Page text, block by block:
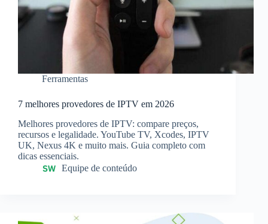
Ferramentas
7 melhores provedores de IPTV em 2026
Melhores provedores de IPTV: compare preços,
recursos e legalidade. YouTube TV, Xcodes, IPTV
UK, Nexus 4K e muito mais. Guia completo com
dicas essenciais.
Equipe de conteúdo